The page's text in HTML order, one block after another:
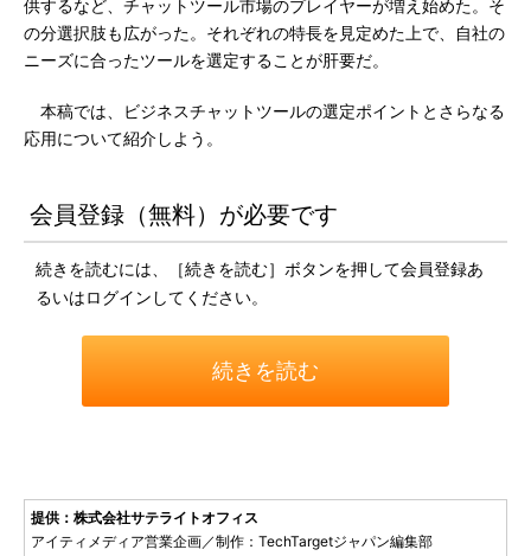
供するなど、チャットツール市場のプレイヤーが増え始めた。そ
の分選択肢も広がった。それぞれの特長を見定めた上で、自社の
ニーズに合ったツールを選定することが肝要だ。
本稿では、ビジネスチャットツールの選定ポイントとさらなる
応用について紹介しよう。
会員登録（無料）が必要です
続きを読むには、［続きを読む］ボタンを押して会員登録あ
るいはログインしてください。
続きを読む
提供：株式会社サテライトオフィス
アイティメディア営業企画／制作：TechTargetジャパン編集部